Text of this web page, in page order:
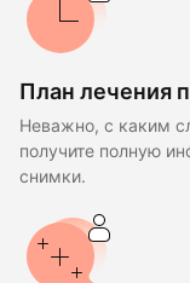
План лечения
Неважно, с каким
получите полную
снимки.